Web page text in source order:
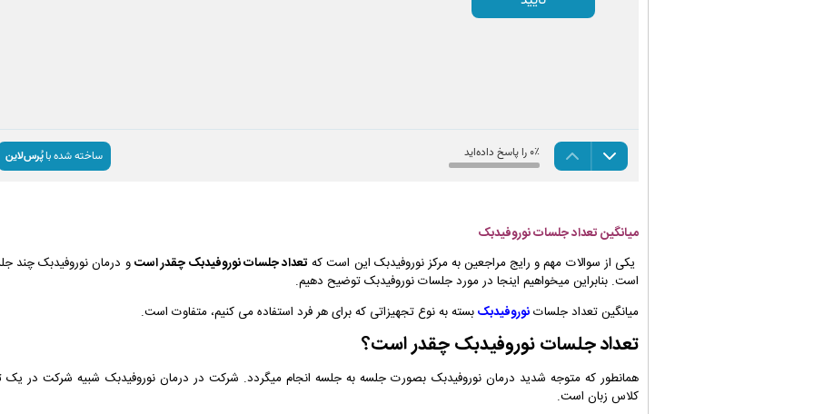
میانگین تعداد جلسات نوروفیدبک
یکی از سوالات مهم و رایج مراجعین به مرکز نوروفیدبک این است که تعداد جلسات نوروفیدبک چقدر استو درمان نوروفیدبک چند
است. بنابراین میخواهیم اینجا در مورد جلسات نوروفیدبک توضیح دهیم.
میانگین تعدادجلساتنوروفیدبکبسته به نوع تجهیزاتی که برای هر فرد استفاده می کنیم، متفاوت است.
تعداد جلسات نوروفیدبک چقدر است؟
همانطور که متوجه شدید درمان نوروفیدبک بصورت جلسه به جلسه انجام میگردد. شرکت در درمان نوروفیدبک شبیه شرکت در یک
کلاس زبان است.